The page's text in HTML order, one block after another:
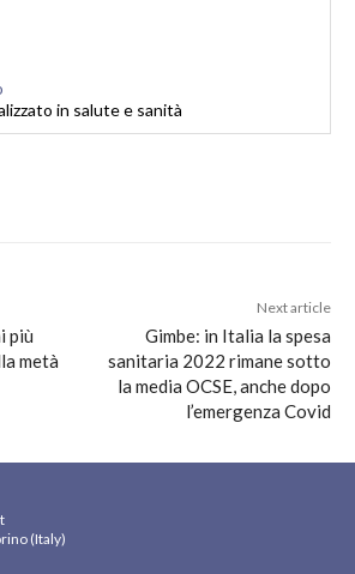
in salute e sanità
più
metà
Next article
Gimbe: in Italia la spesa
sanitaria 2022 rimane sotto
la media OCSE, anche dopo
l’emergenza Covid
(Italy)